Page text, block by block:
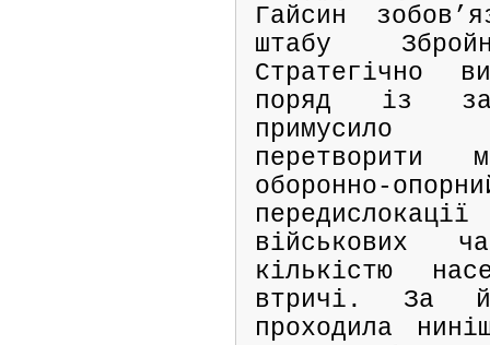
Гайсин
штабу
Стратегічно
поряд із
примусило
перетворити
оборонно-
військових
кількістю
втричі. За
проходила